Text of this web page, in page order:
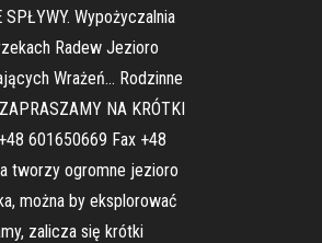
SPŁYWY. Wypożyczalnia
Radew Jezioro
Wrażeń… Rodzinne
NA KRÓTKI
601650669 Fax +48
tworzy ogromne jezioro
można by eksplorować
zalicza się krótki